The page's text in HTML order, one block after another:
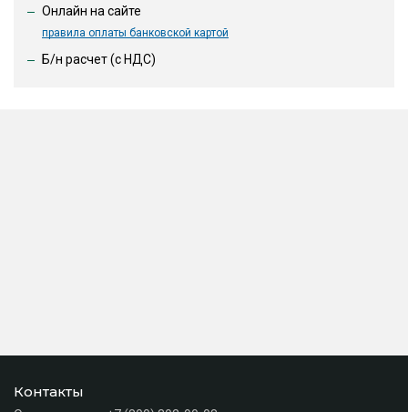
Онлайн на сайте
правила оплаты банковской картой
Б/н расчет (c НДС)
Контакты